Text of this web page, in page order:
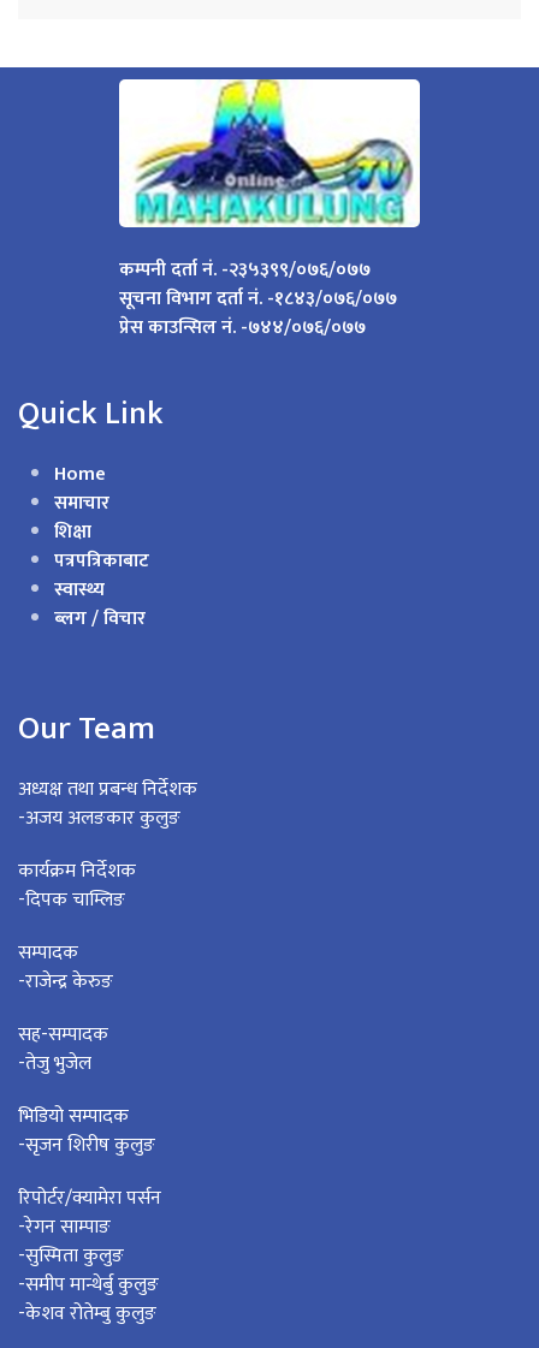
कम्पनी दर्ता नं. -२३५३९९/०७६/०७७
सूचना विभाग दर्ता नं. -१८४३/०७६/०७७
प्रेस काउन्सिल नं. -७४४/०७६/०७७
Quick Link
Home
समाचार
शिक्षा
पत्रपत्रिकाबाट
स्वास्थ्य
ब्लग / विचार
Our Team
अध्यक्ष तथा प्रबन्ध निर्देशक
-अजय अलङकार कुलुङ
कार्यक्रम निर्देशक
-दिपक चाम्लिङ
सम्पादक
-राजेन्द्र केरुङ
सह-सम्पादक
-तेजु भुजेल
भिडियो सम्पादक
-सृजन शिरीष कुलुङ
रिपोर्टर/क्यामेरा पर्सन
-रेगन साम्पाङ
-सुस्मिता कुलुङ
-समीप मान्थेर्बु कुलुङ
-केशव रोतेम्बु कुलुङ